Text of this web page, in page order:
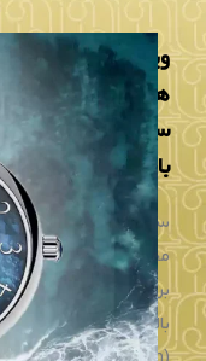
ساعت زنانه بالمن
529.5898.33.12
تماس بگیرید